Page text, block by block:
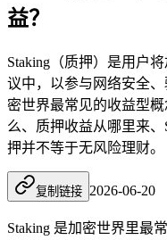
益？
Staking（质押）是用户
议中，以参与网络安全
密世界最常见的收益型
么、质押收益从哪里来
押并不等于无风险理财。
复制链接 2026-06-20
Staking 是加密世界里最